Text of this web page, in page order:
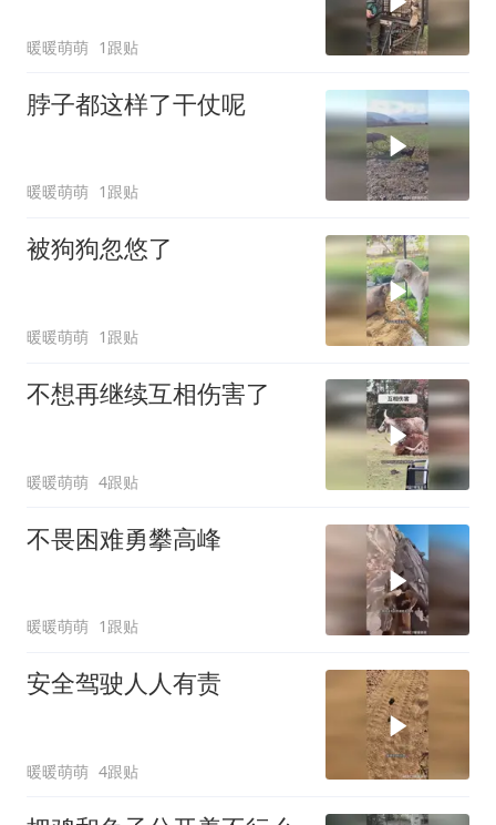
暖暖萌萌 1跟贴
脖子都这样了干仗呢
暖暖萌萌 1跟贴
被狗狗忽悠了
暖暖萌萌 1跟贴
不想再继续互相伤害了
暖暖萌萌 4跟贴
不畏困难勇攀高峰
暖暖萌萌 1跟贴
安全驾驶人人有责
暖暖萌萌 4跟贴